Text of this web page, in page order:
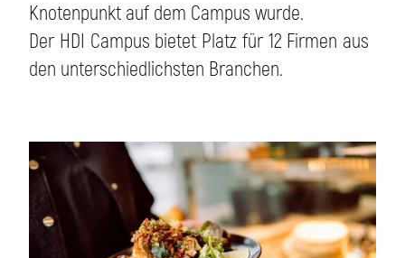
Knotenpunkt auf dem Campus wurde.
Der HDI Campus bietet Platz für 12 Firmen aus
den unterschiedlichsten Branchen.